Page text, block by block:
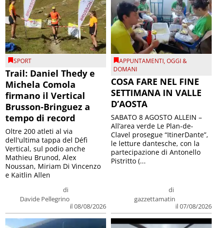
SPORT
Trail: Daniel Thedy e
Michela Comola
firmano il Vertical
Brusson-Bringuez a
tempo di record
di
Davide Pellegrino
il 08/08/2026
Oltre 200 atleti al via
dell'ultima tappa del Défì
Vertical, sul podio anche
Mathieu Brunod, Alex
Noussan, Miriam Di Vincenzo
e Kaitlin Allen
APPUNTAMENTI,OGGI &
DOMANI
COSA FARE NEL FINE
SETTIMANA IN VALLE
D’AOSTA
di
gazzettamatin
il 07/08/2026
SABATO 8 AGOSTO ALLEIN –
All’area verde Le Plan-de-
Clavel prosegue “ItinerDante”,
le letture dantesche, con la
partecipazione di Antonello
Pistritto (...